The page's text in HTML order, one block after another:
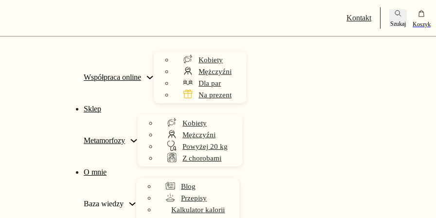
Kontakt
Współpraca online
Kobiety
Mężczyźni
Dla par
Na prezent
Sklep
Metamorfozy
Kobiety
Mężczyźni
Powyżej 20 kg
Z chorobami
O mnie
Baza wiedzy
Blog
Przepisy
Kalkulator kalorii
z podjadaniem